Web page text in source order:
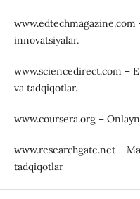
innovatsiyalar.
www.sciencedirect.com –
va tadqiqotlar.
www.coursera.org –
www.researchgate.net –
tadqiqotlar